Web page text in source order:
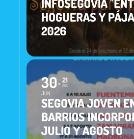
INFOSEGOVIA
HOGUERAS Y
2026
30
JUN
21
AGO
SEGOVIA JOVEN
BARRIOS
JULIO Y AGOSTO